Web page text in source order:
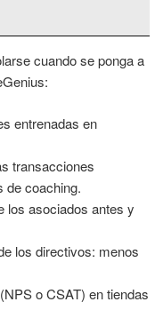
cuando se ponga a
entrenadas en
transacciones
de coaching.
los asociados antes y
los directivos: menos
o CSAT) en tiendas